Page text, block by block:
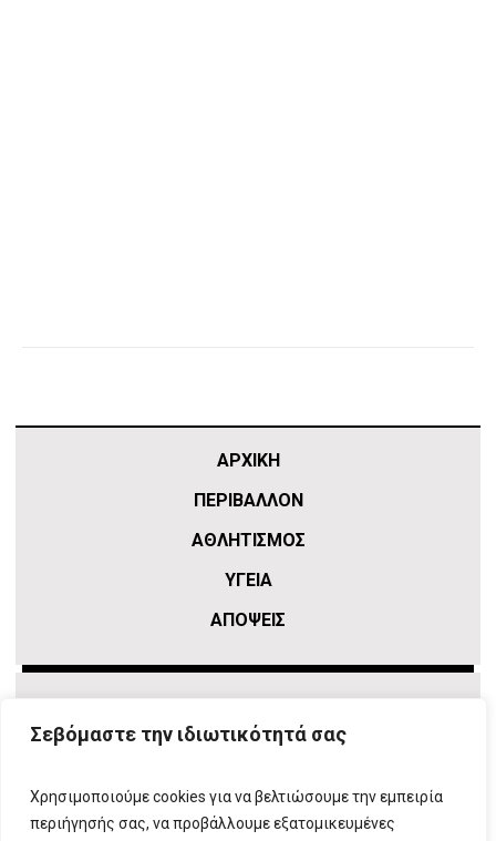
Σεβόμαστε την ιδιωτικότητά σας
Χρησιμοποιούμε cookies για να βελτιώσουμε την εμπειρία
περιήγησής σας, να προβάλλουμε εξατομικευμένες
ΑΡΧΙΚΗ
ΠΕΡΙΒΑΛΛΟΝ
ΑΘΛΗΤΙΣΜΌΣ
ΥΓΕΙΑ
ΑΠΟΨΕΙΣ